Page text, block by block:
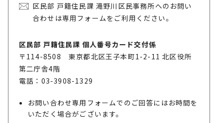
区民部 戸籍住民課 滝野川区民事務所へのお問い
合わせは専用フォームをご利用ください。
区民部 戸籍住民課 個人番号カード交付係
〒114-8508 東京都北区王子本町1-2-11 北区役所
第二庁舎4階
電話：03-3908-1329
お問い合わせ専用フォームでのご回答にはお時間を
いただく場合がございます。